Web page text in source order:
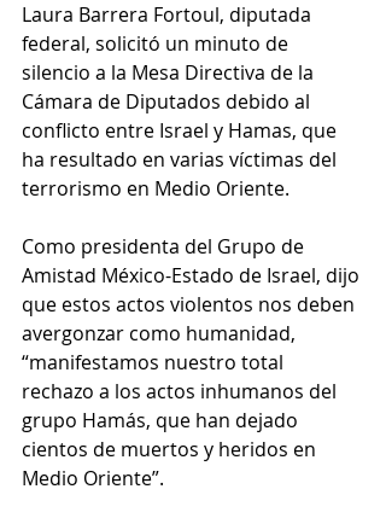
Laura Barrera Fortoul, diputada
federal, solicitó un minuto de
silencio a la Mesa Directiva de la
Cámara de Diputados debido al
conflicto entre Israel y Hamas, que
ha resultado en varias víctimas del
terrorismo en Medio Oriente.
Como presidenta del Grupo de
Amistad México-Estado de Israel, dijo
que estos actos violentos nos deben
avergonzar como humanidad,
“manifestamos nuestro total
rechazo a los actos inhumanos del
grupo Hamás, que han dejado
cientos de muertos y heridos en
Medio Oriente”.